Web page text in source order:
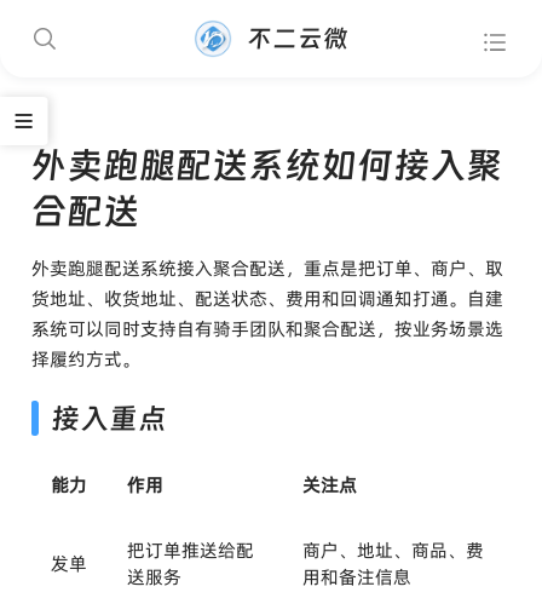
不二云微
外卖跑腿配送系统如何接入聚
合配送
外卖跑腿配送系统接入聚合配送，重点是把订单、商户、取
货地址、收货地址、配送状态、费用和回调通知打通。自建
系统可以同时支持自有骑手团队和聚合配送，按业务场景选
择履约方式。
接入重点
能力 作用 关注点
发单
把订单推送给配
送服务
商户、地址、商品、费
用和备注信息